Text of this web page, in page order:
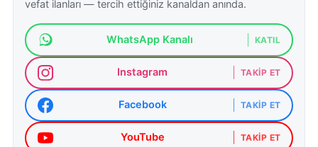
vefat ilanları — tercih ettiğiniz kanaldan anında.
WhatsApp Kanalı KATIL
Instagram TAKIP ET
Facebook TAKIP ET
YouTube TAKIP ET